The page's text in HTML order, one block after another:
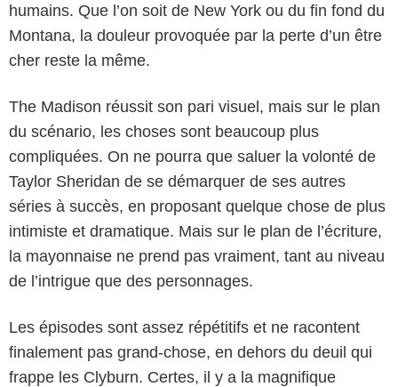
humains. Que l’on soit de New York ou du fin fond du
Montana, la douleur provoquée par la perte d’un être
cher reste la même.
The Madison réussit son pari visuel, mais sur le plan
du scénario, les choses sont beaucoup plus
compliquées. On ne pourra que saluer la volonté de
Taylor Sheridan de se démarquer de ses autres
séries à succès, en proposant quelque chose de plus
intimiste et dramatique. Mais sur le plan de l’écriture,
la mayonnaise ne prend pas vraiment, tant au niveau
de l’intrigue que des personnages.
Les épisodes sont assez répétitifs et ne racontent
finalement pas grand-chose, en dehors du deuil qui
frappe les Clyburn. Certes, il y a la magnifique